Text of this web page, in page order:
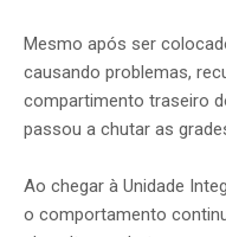
Mesmo após ser
causando problemas,
compartimento traseiro
passou a chutar as
Ao chegar à Unidade
o comportamento